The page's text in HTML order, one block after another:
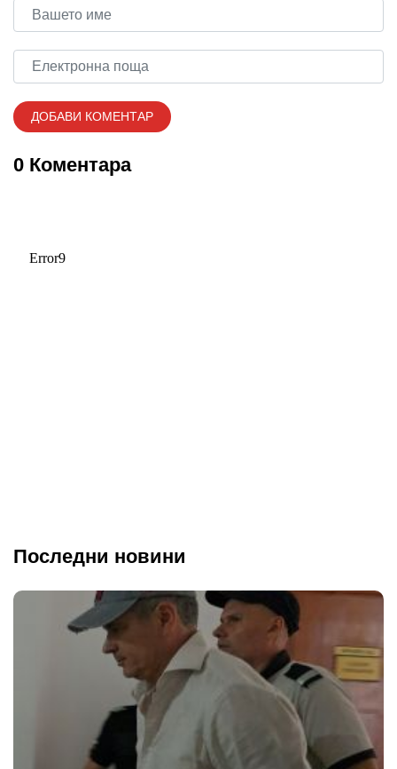
0 Коментара
Последни новини